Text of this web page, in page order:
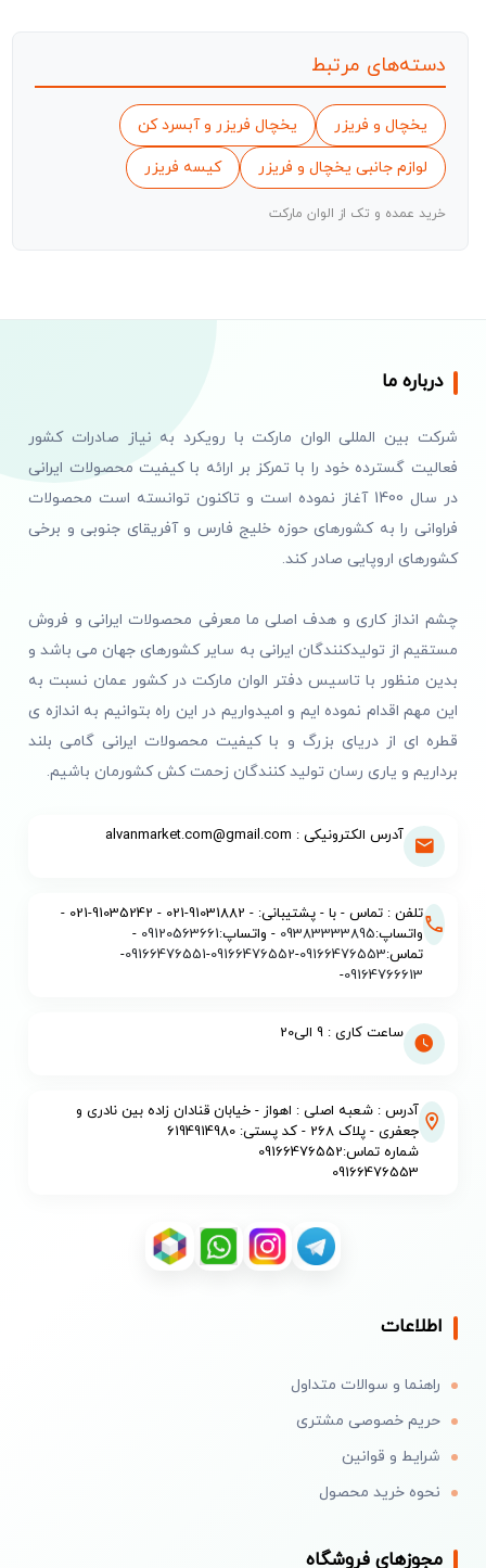
دسته‌های مرتبط
یخچال و فریزر یخچال فریزر و آبسرد کن
لوازم جانبی یخچال و فریزر کیسه فریزر
خرید عمده و تک از الوان مارکت
درباره ما
شرکت بین المللی الوان مارکت با رویکرد به نیاز صادرات کشور
فعالیت گسترده خود را با تمرکز بر ارائه با کیفیت محصولات ایرانی
در سال 1400 آغاز نموده است و تاکنون توانسته است محصولات
فراوانی را به کشورهای حوزه خلیج فارس و آفریقای جنوبی و برخی
کشورهای اروپایی صادر کند.
چشم انداز کاری و هدف اصلی ما معرفی محصولات ایرانی و فروش
مستقیم از تولیدکنندگان ایرانی به سایر کشورهای جهان می باشد و
بدین منظور با تاسیس دفتر الوان مارکت در کشور عمان نسبت به
این مهم اقدام نموده ایم و امیدواریم در این راه بتوانیم به اندازه ی
قطره ای از دریای بزرگ و با کیفیت محصولات ایرانی گامی بلند
برداریم و یاری رسان تولید کنندگان زحمت کش کشورمان باشیم.
آدرس الکترونیکی : alvanmarket.com@gmail.com
تلفن : تماس - با - پشتیبانی: - 91031882-021 - 91035242-021 -
واتساپ:09383333895 - واتساپ:09120563661
-
تماس:09166476553
-
09166476552
-
09166476551
-
09164766613
-
ساعت کاری : 9 الی20
آدرس : شعبه اصلی : اهواز - خیابان قنادان زاده بین نادری و
جعفری - پلاک 268 - کد پستی: 6194914980
شماره تماس:09166476552
09166476553
اطلاعات
راهنما و سوالات متداول
حریم خصوصی مشتری
شرایط و قوانین
نحوه خرید محصول
مجوزهای فروشگاه